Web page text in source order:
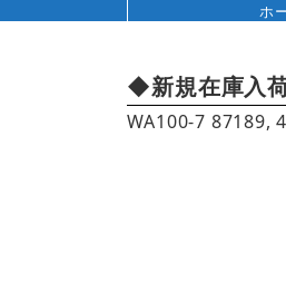
ホ
◆新規在庫入
WA100-7 87189,